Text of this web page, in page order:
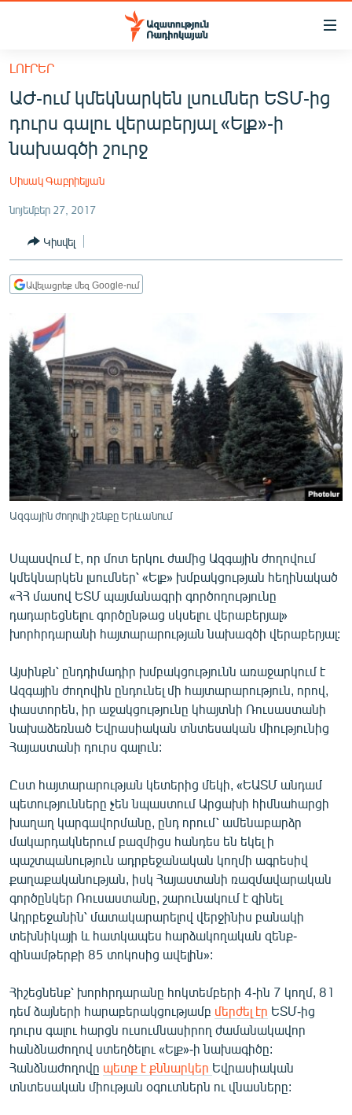
Մատչելիության
հիմնական
բովանդակությանը
հիմնական
մենյուին
ՔԱՂԱՔԱԿԱՆ
ՏՆՏԵՍՈՒԹՅՈՒՆ
ՂԱՐԱԲԱՂ
ՏԱՐԱԾԱՇՐՋԱՆ
ՄԻՋԱԶԳԱՅԻՆ
ՄՇԱԿՈՒՅԹ
ՍՊՈՐՏ
ՄԵԿՆԱԲԱՆՈՒԹՅՈՒՆ
ՏՏ ԵՒ ԻՆՏԵՐՆԵՏ
ՏԵՍԱՆՅՈՒԹԵՐ
ԲԱՆԱՎԵՃ
ՁԳՏԵԼՈՎ ԼԱՎԱԳՈՒՅՆԻՆ
Հայերեն
English
Русский
ՀԵՏԵՎԵՔ ՄԵԶ
«Ազատության» բոլոր կայքերը
ԼՈՒՐԵՐ
ԱԺ-ում կմեկնարկեն լսումներ ԵՏՄ-ից
դուրս գալու վերաբերյալ «Ելք»-ի
նախագծի շուրջ
Սիսակ Գաբրիելյան
նոյեմբեր 27, 2017
Կիսվել
Ավելացրեք մեզ Google-ում
Ազգային ժողովի շենքը Երևանում
Սպասվում է, որ մոտ երկու ժամից Ազգային ժողովում
կմեկնարկեն լսումներ՝ «Ելք» խմբակցության հեղինակած
«ՀՀ մասով ԵՏՄ պայմանագրի գործողությունը
դադարեցնելու գործընթաց սկսելու վերաբերյալ»
խորհրդարանի հայտարարության նախագծի վերաբերյալ:
Այսինքն՝ ընդդիմադիր խմբակցությունն առաջարկում է
Ազգային ժողովին ընդունել մի հայտարարություն, որով,
փաստորեն, իր աջակցությունը կհայտնի Ռուսաստանի
նախաձեռնած Եվրասիական տնտեսական միությունից
Հայաստանի դուրս գալուն:
Ըստ հայտարարության կետերից մեկի, «ԵԱՏՄ անդամ
պետությունները չեն նպաստում Արցախի հիմնահարցի
խաղաղ կարգավորմանը, ընդ որում՝ ամենաբարձր
մակարդակներում բազմիցս հանդես են եկել ի
պաշտպանություն ադրբեջանական կողմի ագրեսիվ
քաղաքականության, իսկ Հայաստանի ռազմավարական
գործընկեր Ռուսաստանը, շարունակում է զինել
Ադրբեջանին՝ մատակարարելով վերջինիս բանակի
տեխնիկայի և հատկապես հարձակողական զենք-
զինամթերքի 85 տոկոսից ավելին»:
Հիշեցնենք՝ խորհրդարանը հոկտեմբերի 4-ին 7 կողմ, 81
դեմ ձայների հարաբերակցությամբ մերժել էր ԵՏՄ-ից
դուրս գալու հարցն ուսումնասիրող ժամանակավոր
հանձնաժողով ստեղծելու «Ելք»-ի նախագիծը:
Հանձնաժողովը պետք է քննարկեր Եվրասիական
տնտեսական միության օգուտներն ու վնասները: